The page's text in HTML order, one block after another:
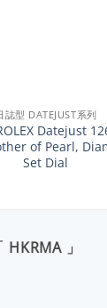
誌型 DATEJUST系列
Datejust
of Pearl,
Set Dial
HKRMA 」